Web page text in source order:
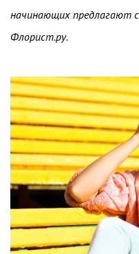
начинающих предлагают
Флорист.ру.